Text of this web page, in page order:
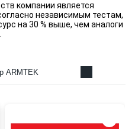
компании является
независимым тестам,
на 30 % выше, чем аналоги
ARMTEK